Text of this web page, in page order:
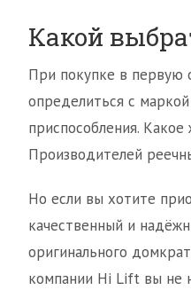
Какой
При покупке в первую
определиться с
приспособления.
Производителей
Но если вы хотите
качественный и
оригинального
компании Hi Lift вы не